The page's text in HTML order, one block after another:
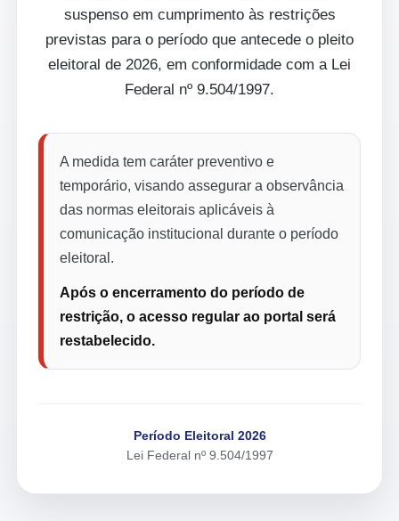
suspenso em cumprimento às restrições
previstas para o período que antecede o pleito
eleitoral de 2026, em conformidade com a Lei
Federal nº 9.504/1997.
A medida tem caráter preventivo e
temporário, visando assegurar a observância
das normas eleitorais aplicáveis à
comunicação institucional durante o período
eleitoral.
Após o encerramento do período de
restrição, o acesso regular ao portal será
restabelecido.
Período Eleitoral 2026
Lei Federal nº 9.504/1997